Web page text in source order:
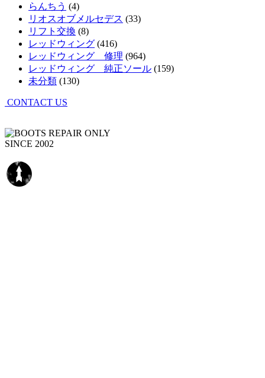
らんちう (4)
リオスオブメルセデス (33)
リフト交換 (8)
レッドウィング (416)
レッドウィング 修理 (964)
レッドウィング 純正ソール (159)
未分類 (130)
CONTACT US
SINCE 2002